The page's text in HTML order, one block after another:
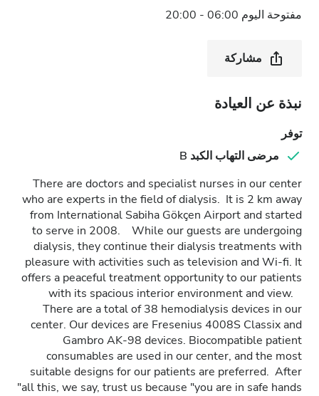
مفتوحة اليوم 06:00 - 20:00
مشاركة
نبذة عن العيادة
توفر
مرضى التهاب الكبد B
There are doctors and specialist nurses in our center
who are experts in the field of dialysis. It is 2 km away
from International Sabiha Gökçen Airport and started
to serve in 2008. While our guests are undergoing
dialysis, they continue their dialysis treatments with
pleasure with activities such as television and Wi-fi. It
offers a peaceful treatment opportunity to our patients
with its spacious interior environment and view.
There are a total of 38 hemodialysis devices in our
center. Our devices are Fresenius 4008S Classix and
Gambro AK-98 devices. Biocompatible patient
consumables are used in our center, and the most
suitable designs for our patients are preferred. After
all this, we say, trust us because "you are in safe hands"